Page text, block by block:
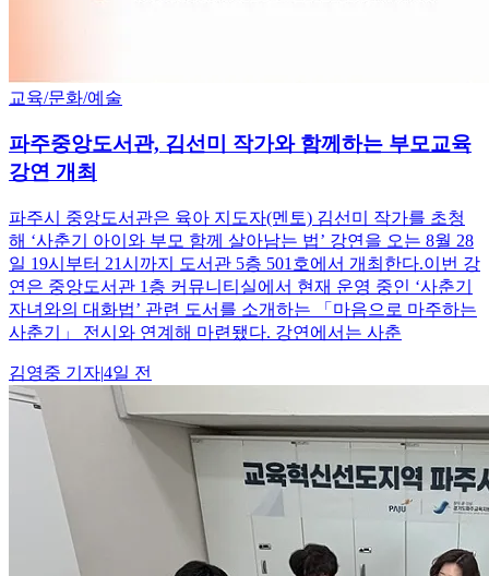
교육/문화/예술
파주중앙도서관, 김선미 작가와 함께하는 부모교육
강연 개최
파주시 중앙도서관은 육아 지도자(멘토) 김선미 작가를 초청
해 ‘사춘기 아이와 부모 함께 살아남는 법’ 강연을 오는 8월 28
일 19시부터 21시까지 도서관 5층 501호에서 개최한다.이번 강
연은 중앙도서관 1층 커뮤니티실에서 현재 운영 중인 ‘사춘기
자녀와의 대화법’ 관련 도서를 소개하는 「마음으로 마주하는
사춘기」 전시와 연계해 마련됐다. 강연에서는 사춘
김영중 기자|4일 전